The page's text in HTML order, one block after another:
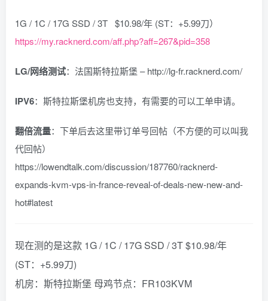
1G / 1C / 17G SSD / 3T $10.98/年 (ST：+5.99刀）
https://my.racknerd.com/aff.php?aff=267&pid=358
LG/网络测试：法国斯特拉斯堡 – http://lg-fr.racknerd.com/
IPV6：斯特拉斯堡机房也支持，有需要的可以工单申请。
翻倍流量：下单后去这里带订单号回帖（不方便的可以叫我
代回帖）
https://lowendtalk.com/discussion/187760/racknerd-
expands-kvm-vps-in-france-reveal-of-deals-new-new-and-
hot#latest
现在测的是这款 1G / 1C / 17G SSD / 3T $10.98/年
(ST：+5.99刀)
机房：斯特拉斯堡 母鸡节点：FR103KVM